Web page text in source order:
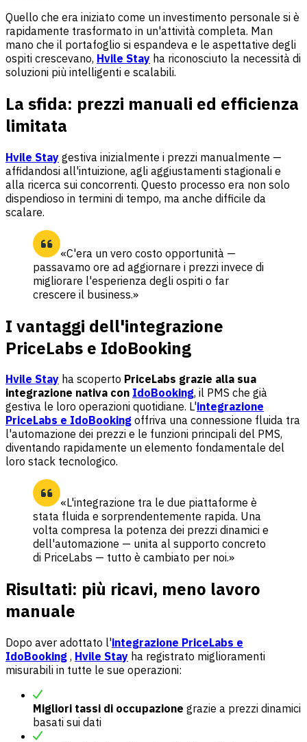
Quello che era iniziato come un investimento personale si è
rapidamente trasformato in un'attività completa. Man
mano che il portafoglio si espandeva e le aspettative degli
ospiti crescevano, Hvile Stay ha riconosciuto la necessità di
soluzioni più intelligenti e scalabili.
La sfida: prezzi manuali ed efficienza
limitata
Hvile Stay gestiva inizialmente i prezzi manualmente —
affidandosi all'intuizione, agli aggiustamenti stagionali e
alla ricerca sui concorrenti. Questo processo era non solo
dispendioso in termini di tempo, ma anche difficile da
scalare.
«C'era un vero costo opportunità —
passavamo ore ad aggiornare i prezzi invece di
migliorare l'esperienza degli ospiti o far
crescere il business.»
I vantaggi dell'integrazione
PriceLabs e IdoBooking
Hvile Stay ha scoperto PriceLabs grazie alla sua
integrazione nativa con IdoBooking, il PMS che già
gestiva le loro operazioni quotidiane. L'integrazione
PriceLabs e IdoBooking offriva una connessione fluida tra
l'automazione dei prezzi e le funzioni principali del PMS,
diventando rapidamente un elemento fondamentale del
loro stack tecnologico.
«L'integrazione tra le due piattaforme è
stata fluida e sorprendentemente rapida. Una
volta compresa la potenza dei prezzi dinamici e
dell'automazione — unita al supporto concreto
di PriceLabs — tutto è cambiato per noi.»
Risultati: più ricavi, meno lavoro
manuale
Dopo aver adottato l'integrazione PriceLabs e
IdoBooking , Hvile Stay ha registrato miglioramenti
misurabili in tutte le sue operazioni:
Migliori tassi di occupazione grazie a prezzi dinamici
basati sui dati